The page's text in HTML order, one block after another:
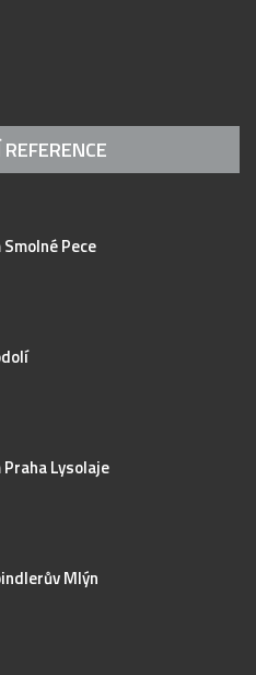
Pece
Lysolaje
Mlýn